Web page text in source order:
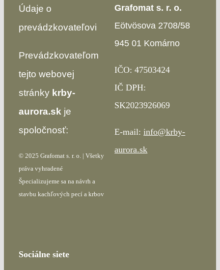
Údaje o
prevádzkovateľovi
Prevádzkovateľom
tejto webovej
stránky krby-
aurora.sk je
spoločnosť:
© 2025 Grafomat s. r. o. | Všetky
práva vyhradené
Špecializujeme sa na návrh a
stavbu kachľových pecí a krbov
Grafomat s. r. o.
Eötvösova 2708/58
945 01 Komárno
IČO: 47503424
IČ DPH:
SK2023926069
E-mail:info@krby-
aurora.sk
Sociálne siete